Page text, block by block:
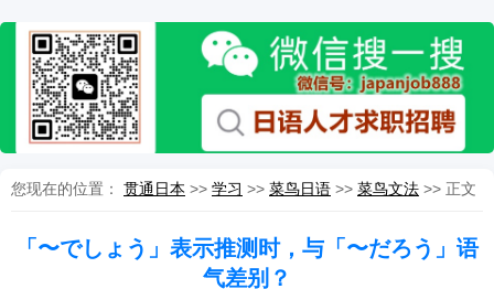
您现在的位置： 贯通日本 >> 学习 >> 菜鸟日语 >> 菜鸟文法 >> 正文
「〜でしょう」表示推测时，与「〜だろう」语
气差别？